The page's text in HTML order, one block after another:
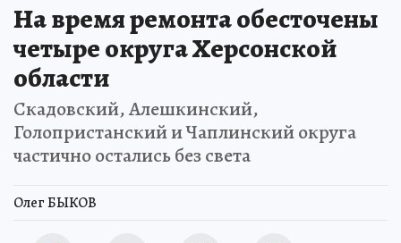
На время ремонта обесточены
четыре округа Херсонской
области
Скадовский, Алешкинский,
Голопристанский и Чаплинский округа
частично остались без света
Олег БЫКОВ